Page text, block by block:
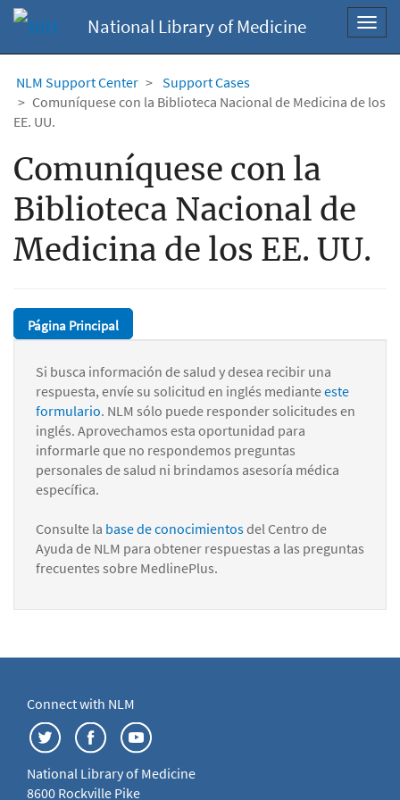
National Library of Medicine
NLM Support Center
Support Cases
Comuníquese con la Biblioteca Nacional de Medicina de los
EE. UU.
Comuníquese con la
Biblioteca Nacional de
Medicina de los EE. UU.
Página Principal
Si busca información de salud y desea recibir una
respuesta, envíe su solicitud en inglés medianteeste
formulario. NLM sólo puede responder solicitudes en
inglés. Aprovechamos esta oportunidad para
informarle que no respondemos preguntas
personales de salud ni brindamos asesoría médica
específica.
Consulte la base de conocimientosdel Centro de
Ayuda de NLM para obtener respuestas a las preguntas
frecuentes sobre MedlinePlus.
Connect with NLM
National Library of Medicine
8600 Rockville Pike